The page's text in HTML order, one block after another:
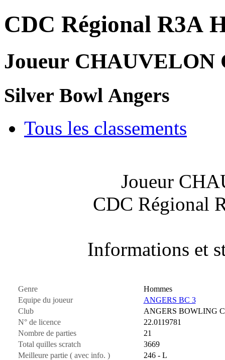
CDC Régional R3A
Joueur CHAUVELON
Silver Bowl Angers
Tous les classements
Joueur
CDC Régional
Informations et
Genre
Hommes
Equipe du joueur
ANGERS BC 3
Club
ANGERS BOWLING
N° de licence
22.0119781
Nombre de parties
21
Total quilles scratch
3669
Meilleure partie ( avec info. )
246 - L